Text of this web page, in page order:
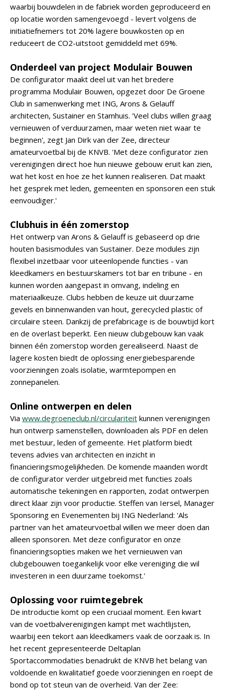
waarbij bouwdelen in de fabriek worden geproduceerd en
op locatie worden samengevoegd - levert volgens de
initiatiefnemers tot 20% lagere bouwkosten op en
reduceert de CO2-uitstoot gemiddeld met 69%.
Onderdeel van project Modulair Bouwen
De configurator maakt deel uit van het bredere
programma Modulair Bouwen, opgezet door De Groene
Club in samenwerking met ING, Arons & Gelauff
architecten, Sustainer en Stamhuis. 'Veel clubs willen graag
vernieuwen of verduurzamen, maar weten niet waar te
beginnen', zegt Jan Dirk van der Zee, directeur
amateurvoetbal bij de KNVB. 'Met deze configurator zien
verenigingen direct hoe hun nieuwe gebouw eruit kan zien,
wat het kost en hoe ze het kunnen realiseren. Dat maakt
het gesprek met leden, gemeenten en sponsoren een stuk
eenvoudiger.'
Clubhuis in één zomerstop
Het ontwerp van Arons & Gelauff is gebaseerd op drie
houten basismodules van Sustainer. Deze modules zijn
flexibel inzetbaar voor uiteenlopende functies - van
kleedkamers en bestuurskamers tot bar en tribune - en
kunnen worden aangepast in omvang, indeling en
materiaalkeuze. Clubs hebben de keuze uit duurzame
gevels en binnenwanden van hout, gerecycled plastic of
circulaire steen. Dankzij de prefabricage is de bouwtijd kort
en de overlast beperkt. Een nieuw clubgebouw kan vaak
binnen één zomerstop worden gerealiseerd. Naast de
lagere kosten biedt de oplossing energiebesparende
voorzieningen zoals isolatie, warmtepompen en
zonnepanelen.
Online ontwerpen en delen
Via www.degroeneclub.nl/circulariteit kunnen verenigingen
hun ontwerp samenstellen, downloaden als PDF en delen
met bestuur, leden of gemeente. Het platform biedt
tevens advies van architecten en inzicht in
financieringsmogelijkheden. De komende maanden wordt
de configurator verder uitgebreid met functies zoals
automatische tekeningen en rapporten, zodat ontwerpen
direct klaar zijn voor productie. Steffen van Iersel, Manager
Sponsoring en Evenementen bij ING Nederland: 'Als
partner van het amateurvoetbal willen we meer doen dan
alleen sponsoren. Met deze configurator en onze
financieringsopties maken we het vernieuwen van
clubgebouwen toegankelijk voor elke vereniging die wil
investeren in een duurzame toekomst.'
Oplossing voor ruimtegebrek
De introductie komt op een cruciaal moment. Een kwart
van de voetbalverenigingen kampt met wachtlijsten,
waarbij een tekort aan kleedkamers vaak de oorzaak is. In
het recent gepresenteerde Deltaplan
Sportaccommodaties benadrukt de KNVB het belang van
voldoende en kwalitatief goede voorzieningen en roept de
bond op tot steun van de overheid. Van der Zee: